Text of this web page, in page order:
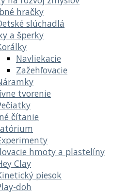
hračky
slúchadlá
a šperky
Navliekacie
Zažehľovacie
tvorenie
čítanie
hmoty a plastelíny
Clay
piesok
doh